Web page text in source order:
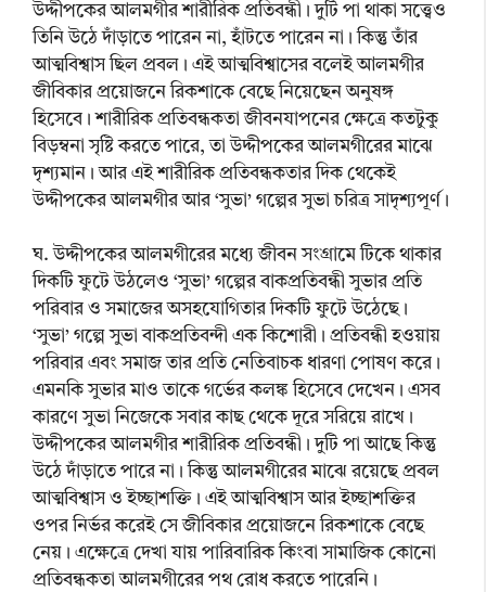
উদ্দীপকের আলমগীর শারীরিক প্রতিবন্ধী। দুটি পা থাকা সত্ত্বেও
তিনি উঠে দাঁড়াতে পারেন না, হাঁটতে পারেন না। কিন্তু তাঁর
আত্মবিশ্বাস ছিল প্রবল। এই আত্মবিশ্বাসের বলেই আলমগীর
জীবিকার প্রয়োজনে রিকশাকে বেছে নিয়েছেন অনুষঙ্গ
হিসেবে। শারীরিক প্রতিবন্ধকতা জীবনযাপনের ক্ষেত্রে কতটুকু
বিড়ম্বনা সৃষ্টি করতে পারে, তা উদ্দীপকের আলমগীরের মাঝে
দৃশ্যমান। আর এই শারীরিক প্রতিবন্ধকতার দিক থেকেই
উদ্দীপকের আলমগীর আর ‘সুভা’ গল্পের সুভা চরিত্র সাদৃশ্যপূর্ণ।
ঘ. উদ্দীপকের আলমগীরের মধ্যে জীবন সংগ্রামে টিকে থাকার
দিকটি ফুটে উঠলেও ‘সুভা’ গল্পের বাকপ্রতিবন্ধী সুভার প্রতি
পরিবার ও সমাজের অসহযোগিতার দিকটি ফুটে উঠেছে।
‘সুভা’ গল্পে সুভা বাকপ্রতিবন্দী এক কিশোরী। প্রতিবন্ধী হওয়ায়
পরিবার এবং সমাজ তার প্রতি নেতিবাচক ধারণা পোষণ করে।
এমনকি সুভার মাও তাকে গর্ভের কলঙ্ক হিসেবে দেখেন। এসব
কারণে সুভা নিজেকে সবার কাছ থেকে দূরে সরিয়ে রাখে।
উদ্দীপকের আলমগীর শারীরিক প্রতিবন্ধী। দুটি পা আছে কিন্তু
উঠে দাঁড়াতে পারে না। কিন্তু আলমগীরের মাঝে রয়েছে প্রবল
আত্মবিশ্বাস ও ইচ্ছাশক্তি। এই আত্মবিশ্বাস আর ইচ্ছাশক্তির
ওপর নির্ভর করেই সে জীবিকার প্রয়োজনে রিকশাকে বেছে
নেয়। এক্ষেত্রে দেখা যায় পারিবারিক কিংবা সামাজিক কোনো
প্রতিবন্ধকতা আলমগীরের পথ রোধ করতে পারেনি।